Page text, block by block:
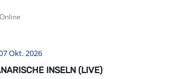
Online
Okt. 2026
INSELN (LIVE)